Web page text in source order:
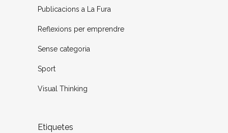
Publicacions a La Fura
Reflexions per emprendre
Sense categoria
Sport
Visual Thinking
Etiquetes